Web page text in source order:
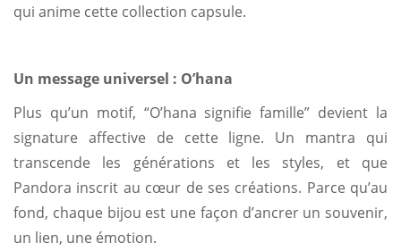
qui anime cette collection capsule.
Un message universel : O’hana
Plus qu’un motif, “O’hana signifie famille” devient la
signature affective de cette ligne. Un mantra qui
transcende les générations et les styles, et que
Pandora inscrit au cœur de ses créations. Parce qu’au
fond, chaque bijou est une façon d’ancrer un souvenir,
un lien, une émotion.